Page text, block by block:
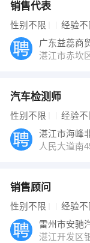
销售代表
性别不限 经验不
广东益蕊商
湛江市赤坎
汽车检测师
性别不限 经验不
人民大道南
销售顾问
性别不限 经验不
雷州市安驰
湛江开发区